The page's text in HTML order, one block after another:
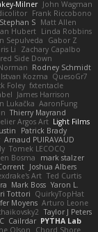
Milner John Wagman
Frank Riccobono
Stephan S Matt Allen
Hubert Linda Robbins
Sepulveda
Gabor Z
Li
Zachary Capalbo
Side Down
Rodney Schmidt
Istvan Kozma QuesoGr7
Foley fxtentacle
James Harrison
Lukačka AaronFung
Thierry Mayrand
Argos Art Light Films
Patrick Brady
Arnaud PUIRAVAUD
Tomek LECOCQ
Bosma
mark stalzer
Joshua Albers
Art Ted Curtis
Mark Boss Yaron L.
Tottori QuirkyTopHat
Moyens Arturo Leone
Taylor J Peters
Cailrdar PYTHA Lab
Olson
Chord Shore